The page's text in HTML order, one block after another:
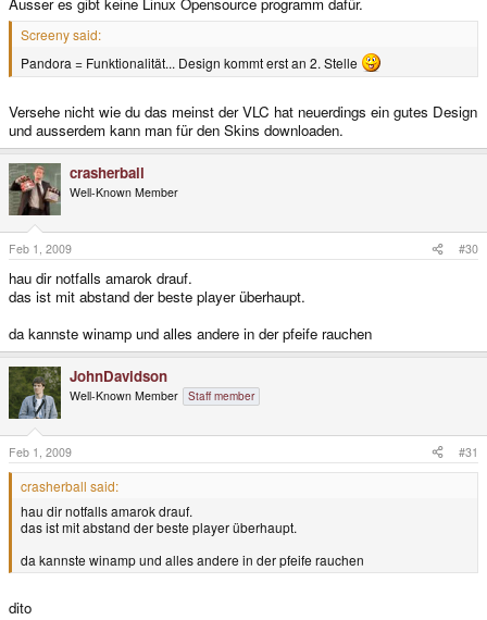
Windows-Usern immer wieder mal Probleme damit gab. Winamp 5.x hat
den Codec inzwischen inklusive, da er mittlerweile bei den meisten
Webradios zum Standard geworden ist. Auch VLC-Player bringt diese
Unterstützung von Haus aus mit. Gibt es für XMMS auch ein Plugin dafür
oder muß bzw. kann man dafür auch die normale "Sourcecode" Version von
die Pandora angepasst werden müßte, oder?
Screeny said:
Pandora = Funktionalität... Design kommt erst an 2. Stelle
Versehe nicht wie du das meinst der VLC hat neuerdings ein gutes Design
und ausserdem kann man für den Skins downloaden.
crasherball
Well-Known Member
Feb 1, 2009 #30
hau dir notfalls amarok drauf.
das ist mit abstand der beste player überhaupt.
da kannste winamp und alles andere in der pfeife rauchen
JohnDavidson
Well-Known Member Staff member
Feb 1, 2009 #31
crasherball said:
hau dir notfalls amarok drauf.
das ist mit abstand der beste player überhaupt.
da kannste winamp und alles andere in der pfeife rauchen
dito